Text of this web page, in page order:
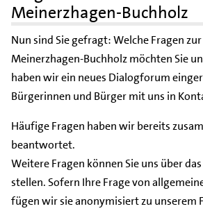
Meinerzhagen-Buchholz
Nun sind Sie gefragt: Welche Fragen
Meinerzhagen-Buchholz möchten Sie
haben wir ein neues Dialogforum
Bürgerinnen und Bürger mit uns in
Häufige Fragen haben wir bereits
beantwortet.
Weitere Fragen können Sie uns über
stellen. Sofern Ihre Frage von
fügen wir sie anonymisiert zu unserem